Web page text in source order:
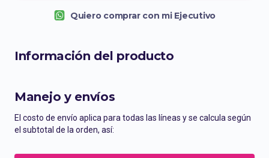
Quiero comprar con mi Ejecutivo
Información del producto
Manejo y envíos
El costo de envío aplica para todas las líneas y se calcula según
el subtotal de la orden, así: